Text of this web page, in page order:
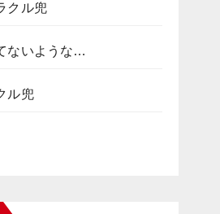
クル兜
ないような…
ル兜